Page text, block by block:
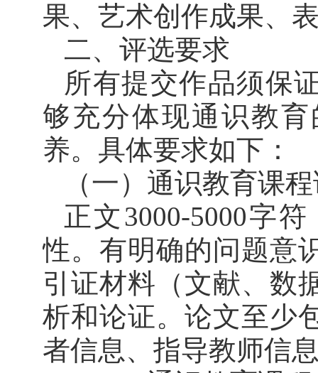
果、艺术创作成果、
二、评选要求
所有提交作品须保
够充分体现通识教
养。具体要求如下：
（一）通识教育课
正文3000-5000字
性。有明确的问题意
引证材料（文献、数
析和论证。论文至少
者信息、指导教师信